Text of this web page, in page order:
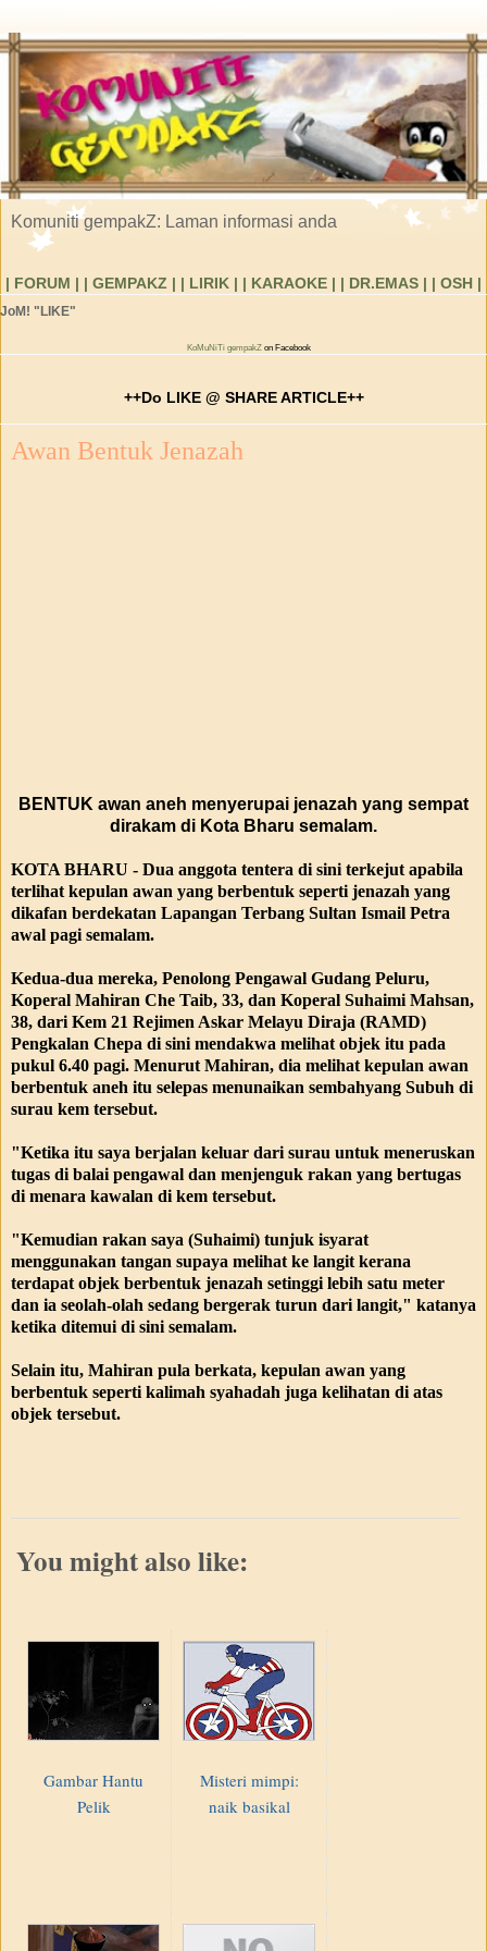
Komuniti gempakZ: Laman informasi anda
| FORUM | | GEMPAKZ | | LIRIK | | KARAOKE | | DR.EMAS | | OSH |
JoM! "LIKE"
KoMuNiTi gempakZ on Facebook
++Do LIKE @ SHARE ARTICLE++
Awan Bentuk Jenazah
BENTUK awan aneh menyerupai jenazah yang sempat
dirakam di Kota Bharu semalam.
KOTA BHARU - Dua anggota tentera di sini terkejut apabila
terlihat kepulan awan yang berbentuk seperti jenazah yang
dikafan berdekatan Lapangan Terbang Sultan Ismail Petra
awal pagi semalam.
Kedua-dua mereka, Penolong Pengawal Gudang Peluru,
Koperal Mahiran Che Taib, 33, dan Koperal Suhaimi Mahsan,
38, dari Kem 21 Rejimen Askar Melayu Diraja (RAMD)
Pengkalan Chepa di sini mendakwa melihat objek itu pada
pukul 6.40 pagi. Menurut Mahiran, dia melihat kepulan awan
berbentuk aneh itu selepas menunaikan sembahyang Subuh di
surau kem tersebut.
"Ketika itu saya berjalan keluar dari surau untuk meneruskan
tugas di balai pengawal dan menjenguk rakan yang bertugas
di menara kawalan di kem tersebut.
"Kemudian rakan saya (Suhaimi) tunjuk isyarat
menggunakan tangan supaya melihat ke langit kerana
terdapat objek berbentuk jenazah setinggi lebih satu meter
dan ia seolah-olah sedang bergerak turun dari langit," katanya
ketika ditemui di sini semalam.
Selain itu, Mahiran pula berkata, kepulan awan yang
berbentuk seperti kalimah syahadah juga kelihatan di atas
objek tersebut.
You might also like:
Gambar Hantu
Pelik
Misteri mimpi:
naik basikal